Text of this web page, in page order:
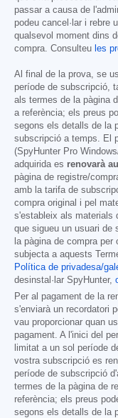
passar a causa de
podeu cancel·lar i rebre
qualsevol moment dins
compra. Consulteu les
Al final de la prova, se
període de subscripció,
als termes de la pàgina
a referència; els preus
segons els detalls de la
subscripció a temps. El
(SpyHunter Pro
adquirida es renovarà
pàgina de registre/
amb la tarifa de
compra original i pel
s'estableix als materials
que sigueu un usuari de
la pàgina de compra
subjecta a aquests
Política de privadesa/
desinstal·lar SpyHunter,
Per al pagament de la
s'enviarà un recordatori
vau proporcionar quan
pagament. A l'inici del
limitat a un sol període
vostra subscripció es
període de subscripció
termes de la pàgina de
referència; els preus
segons els detalls de la